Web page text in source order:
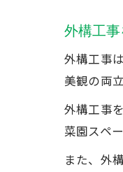
外構工
外構工事
美観の両
外構工事
菜園スペ
また、外